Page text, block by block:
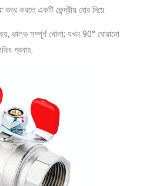
করতে একটি কেন্দ্রীয় বোর দিয়ে.
ভালভ সম্পূর্ণ খোলা; যখন 90° ঘোরানো
প্রবাহ.